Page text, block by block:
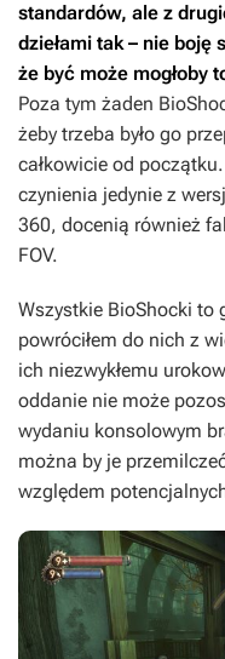
standardów, ale z
dziełami tak – nie boję
że być może mogłoby
Poza tym żaden
żeby trzeba było go
całkowicie od
czynienia jedynie z
360, docenią również
FOV.
Wszystkie BioShocki to
powróciłem do nich z
ich niezwykłemu
oddanie nie może
wydaniu konsolowym
można by je
względem